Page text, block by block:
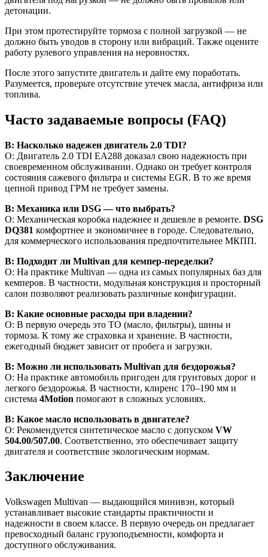
детонации.
При этом протестируйте тормоза с полной загрузкой — не
должно быть уводов в сторону или вибраций. Также оцените
работу рулевого управления на неровностях.
После этого запустите двигатель и дайте ему поработать.
Разумеется, проверьте отсутствие утечек масла, антифриза или
топлива.
Часто задаваемые вопросы (FAQ)
В: Насколько надежен двигатель 2.0 TDI?
О: Двигатель 2.0 TDI EA288 доказал свою надежность при
своевременном обслуживании. Однако он требует контроля
состояния сажевого фильтра и системы EGR. В то же время
цепной привод ГРМ не требует замены.
В: Механика или DSG — что выбрать?
О: Механическая коробка надежнее и дешевле в ремонте. DSG
DQ381 комфортнее и экономичнее в городе. Следовательно,
для коммерческого использования предпочтительнее МКПП.
В: Подходит ли Multivan для кемпер-переделки?
О: На практике Multivan — одна из самых популярных баз для
кемперов. В частности, модульная конструкция и просторный
салон позволяют реализовать различные конфигурации.
В: Какие основные расходы при владении?
О: В первую очередь это ТО (масло, фильтры), шины и
тормоза. К тому же страховка и хранение. В частности,
ежегодный бюджет зависит от пробега и загрузки.
В: Можно ли использовать Multivan для бездорожья?
О: На практике автомобиль пригоден для грунтовых дорог и
легкого бездорожья. В частности, клиренс 170–190 мм и
система 4Motion помогают в сложных условиях.
В: Какое масло использовать в двигателе?
О: Рекомендуется синтетическое масло с допуском VW
504.00/507.00. Соответственно, это обеспечивает защиту
двигателя и соответствие экологическим нормам.
Заключение
Volkswagen Multivan — выдающийся минивэн, который
устанавливает высокие стандарты практичности и
надежности в своем классе. В первую очередь он предлагает
превосходный баланс грузоподъемности, комфорта и
доступного обслуживания.